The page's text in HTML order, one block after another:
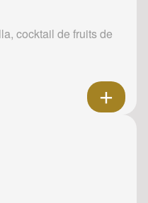
cocktail de fruits de